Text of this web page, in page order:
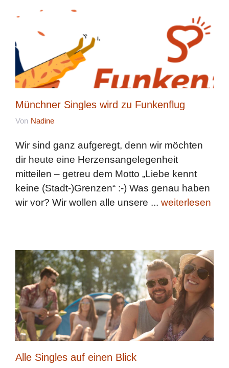
Münchner Singles wird zu Funkenflug
Von Nadine
Wir sind ganz aufgeregt, denn wir möchten
dir heute eine Herzensangelegenheit
mitteilen – getreu dem Motto „Liebe kennt
keine (Stadt-)Grenzen“ :-) Was genau haben
wir vor? Wir wollen alle unsere ... weiterlesen
Alle Singles auf einen Blick